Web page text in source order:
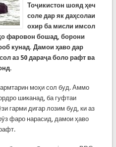
Тоҷикистон шояд ҳеч
соле дар як даҳсолаи
охир ба мисли имсол
фаровон бошад, борони
кунад. Дамои ҳаво дар
аз 50 дараҷа боло рафт ва
моҳи сол буд. Аммо
шиканад, ба гуфтаи
гарми дигар лозим буд, ки аз
фаро нарасид, дамои ҳаво